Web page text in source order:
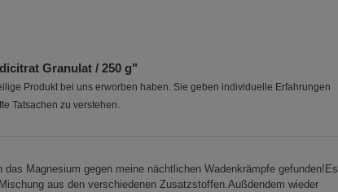
Granulat / 250 g"
Produkt bei uns erworben haben. Sie geben individuelle Erfahrungen
Tatsachen zu verstehen.
das Magnesium gegen meine nächtlichen Wadenkrämpfe gefunden!Es
aus den verschiedenen Zusatzstoffen.Außdendem wieder